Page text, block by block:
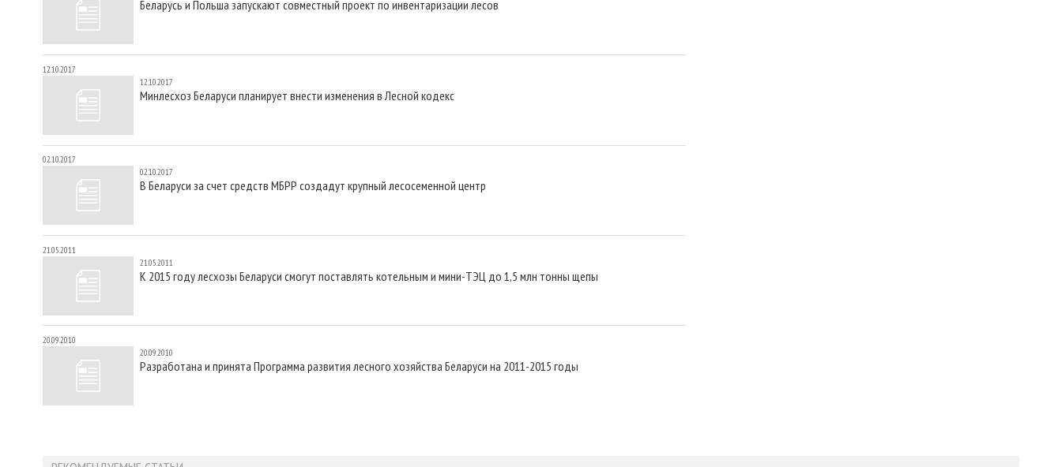
Беларусь и Польша запускают совместный проект по инвентаризации лесов
12.10.2017
12.10.2017
Минлесхоз Беларуси планирует внести изменения в Лесной кодекс
02.10.2017
02.10.2017
В Беларуси за счет средств МБРР создадут крупный лесосеменной центр
21.05.2011
21.05.2011
К 2015 году лесхозы Беларуси смогут поставлять котельным и мини-ТЭЦ до 1,5 млн тонны щепы
20.09.2010
20.09.2010
Разработана и принята Программа развития лесного хозяйства Беларуси на 2011-2015 годы